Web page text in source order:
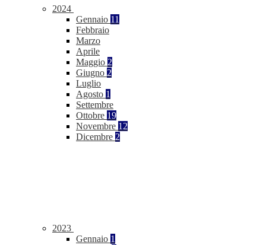
2024
Gennaio 11
Febbraio
Marzo
Aprile
Maggio 2
Giugno 2
Luglio
Agosto 1
Settembre
Ottobre 19
Novembre 12
Dicembre 2
2023
Gennaio 1